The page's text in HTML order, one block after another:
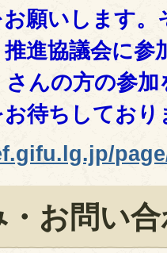
願いします
進協議会に参
さんの方の参
待ちしており
・お問い